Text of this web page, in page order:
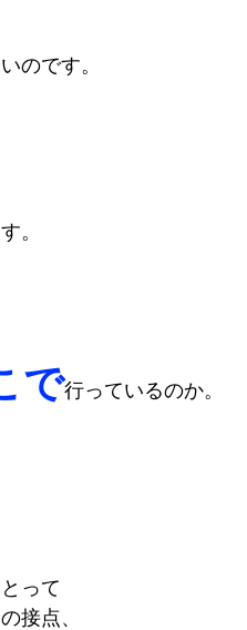
のです。
。
で行っているのか。
って
接点、